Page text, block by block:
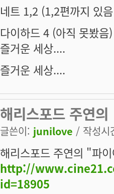
네트 1,2 (1,2편까지 있
다이하드 4 (아직 못봤음)
즐거운 세상....
즐거운 세상....
해리스포드 주연의
글쓴이: junilove / 작성
해리스포드 주연의 "파
http://
id=18905